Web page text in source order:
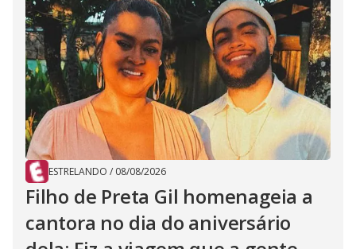
ESTRELANDO / 08/08/2026
Filho de Preta Gil homenageia a
cantora no dia do aniversário